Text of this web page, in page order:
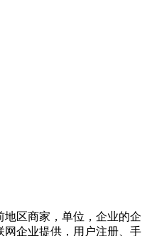
区商家，单位，企业的企
网企业提供，用户注册、手